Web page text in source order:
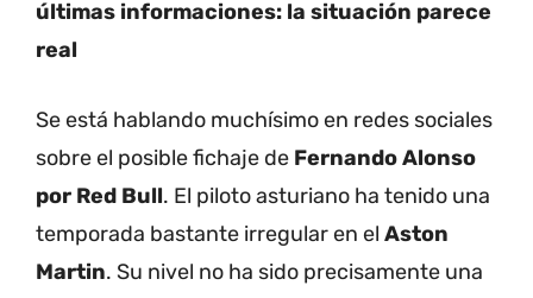
últimas informaciones: la situación parece
real
Se está hablando muchísimo en redes sociales
sobre el posible fichaje de Fernando Alonso
por Red Bull. El piloto asturiano ha tenido una
temporada bastante irregular en el Aston
Martin. Su nivel no ha sido precisamente una